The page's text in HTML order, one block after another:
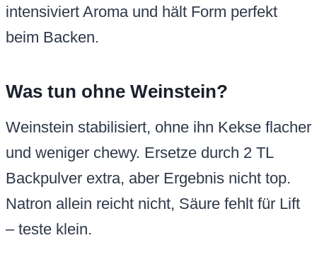
intensiviert Aroma und hält Form perfekt
beim Backen.
Was tun ohne Weinstein?
Weinstein stabilisiert, ohne ihn Kekse flacher
und weniger chewy. Ersetze durch 2 TL
Backpulver extra, aber Ergebnis nicht top.
Natron allein reicht nicht, Säure fehlt für Lift
– teste klein.